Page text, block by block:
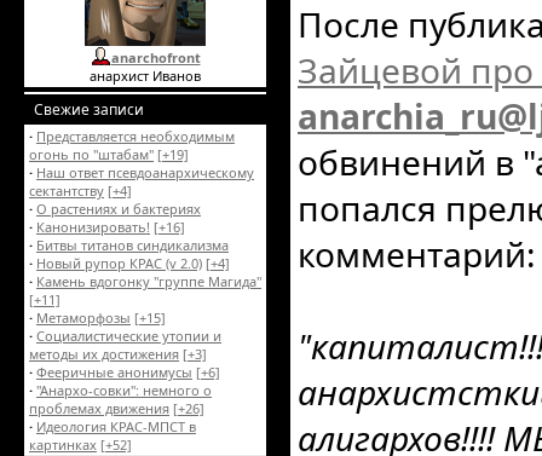
anarchofront
анархист Иванов
Свежие записи
· Представляется необходимым
огонь по "штабам" [+19]
· Наш ответ псевдоанархическому
сектантству [+4]
· О растениях и бактериях
· Канонизировать! [+16]
· Битвы титанов синдикализма
· Новый рупор КРАС (v 2.0) [+4]
· Камень вдогонку "группе Магида"
[+11]
· Метаморфозы [+15]
· Социалистические утопии и
методы их достижения [+3]
· Фееричные анонимусы [+6]
· "Анархо-совки": немного о
проблемах движения [+26]
· Идеология КРАС-МПСТ в
картинках [+52]
После
Зайцевой про
обвинений в
попался
комментарий:
алигархов!!!!